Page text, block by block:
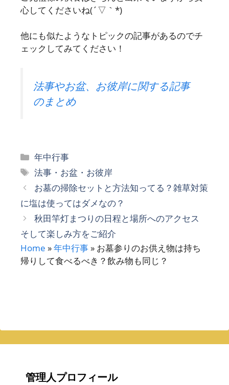
心してくださいね(´▽｀*)
他にも似たようなトピックの記事があるのでチ
ェックしてみてください！
法事やお盆、お彼岸に関する記事
のまとめ
カ
テ
ゴ
リ
ー
年中行事
タ
グ
法事・お盆・お彼岸
お墓の掃除セットと方法知ってる？雑草対策
に塩は使ってはダメなの？
秋田竿灯まつりの日程と場所へのアクセス
そして楽しみ方をご紹介
Home »年中行事 » お墓参りのお供え物は持ち
帰りして食べるべき？飲み物も同じ？
管理人プロフィール